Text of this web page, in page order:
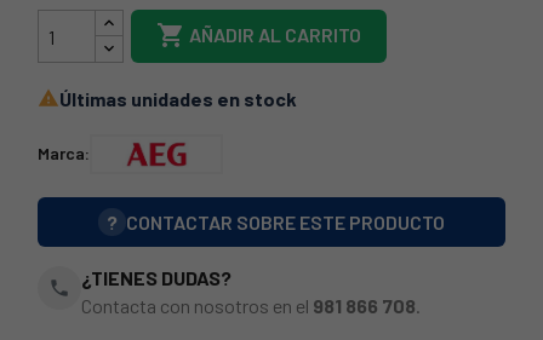
 AÑADIR AL CARRITO
Últimas unidades en stock
Marca:
? CONTACTAR SOBRE ESTE PRODUCTO
phone
¿TIENES DUDAS?
Contacta con nosotros en el 981 866 708